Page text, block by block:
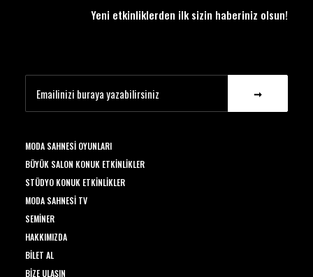
Yeni etkinliklerden ilk sizin haberiniz olsun!
MODA SAHNESI OYUNLARI
BÜYÜK SALON KONUK ETKINLIKLER
STÜDYO KONUK ETKINLIKLER
MODA SAHNESI TV
SEMINER
HAKKIMIZDA
BILET AL
BIZE ULAŞIN